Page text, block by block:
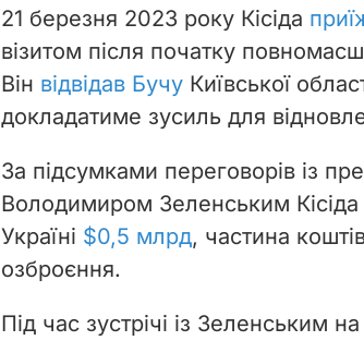
21 березня 2023 року Кісіда
візитом після початку
Він відвідав Бучу Київської
докладатиме зусиль для
За підсумками переговорів із
Володимиром Зеленським
Україні $0,5 млрд, частина
озброєння.
Під час зустрічі із Зеленським